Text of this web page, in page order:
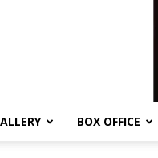
BOX OFFICE